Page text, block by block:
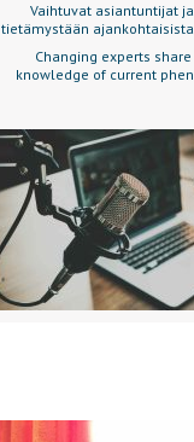
Vaihtuvat asiantuntijat
tietämystään
Changing experts
knowledge of current